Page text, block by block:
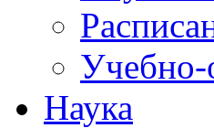
Учебно-
Наука